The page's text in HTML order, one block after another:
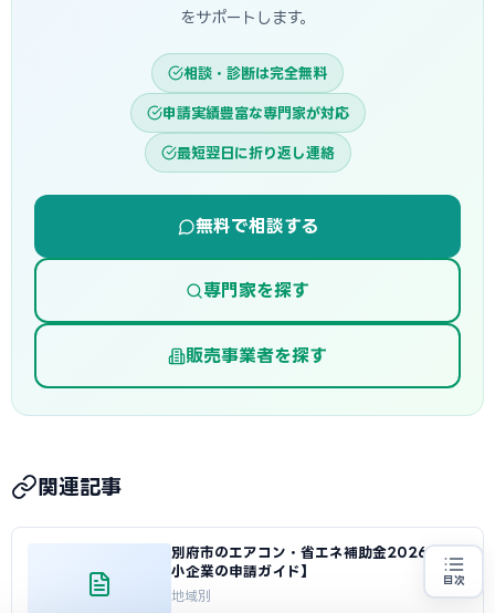
をサポートします。
相談・診断は完全無料
申請実績豊富な専門家が対応
最短翌日に折り返し連絡
無料で相談する
専門家を探す
販売事業者を探す
関連記事
別府市のエアコン・省エネ補助金2026【中
小企業の申請ガイド】
地域別
目次
省エネ設備の導入をお考えの方